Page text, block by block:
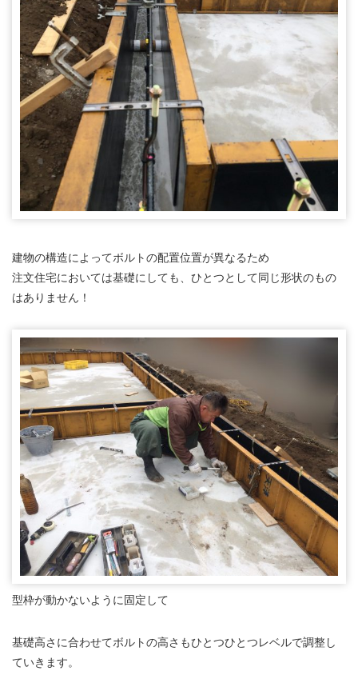
建物の構造によってボルトの配置位置が異なるため
注文住宅においては基礎にしても、ひとつとして同じ形状のもの
はありません！
型枠が動かないように固定して
基礎高さに合わせてボルトの高さもひとつひとつレベルで調整し
ていきます。